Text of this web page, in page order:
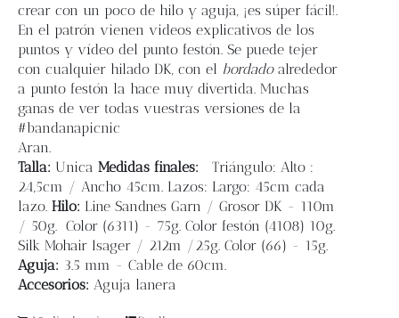
Newsletter
Carrito
crear con un poco de hilo y aguja, ¡es súper fácil!.
En el patrón vienen videos explicativos de los
puntos y vídeo del punto festón. Se puede tejer
con cualquier hilado DK, con el bordadoalrededor
a punto festón la hace muy divertida. Muchas
ganas de ver todas vuestras versiones de la
#bandanapicnic
Aran.
Talla: Unica Medidas finales: Triángulo: Alto :
24,5cm / Ancho 45cm. Lazos: Largo: 45cm cada
lazo. Hilo: Line Sandnes Garn / Grosor DK - 110m
/ 50g. Color (6311) - 75g. Color festón (4108) 10g.
Silk Mohair Isager / 212m /25g. Color (66) - 15g.
Aguja: 3.5 mm - Cable de 60cm.
Accesorios: Aguja lanera